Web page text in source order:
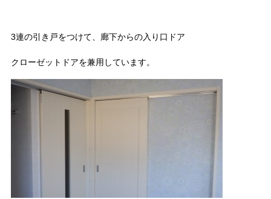
3連の引き戸をつけて、廊下からの入り口ドア
クローゼットドアを兼用しています。